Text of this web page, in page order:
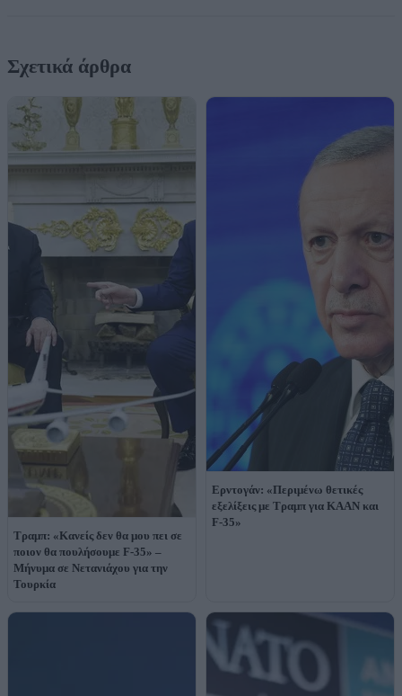
Σχετικά άρθρα
Τραμπ: «Κανείς δεν θα μου πει σε
ποιον θα πουλήσουμε F-35» –
Μήνυμα σε Νετανιάχου για την
Τουρκία
Ερντογάν: «Περιμένω θετικές
εξελίξεις με Τραμπ για KAAN και
F-35»